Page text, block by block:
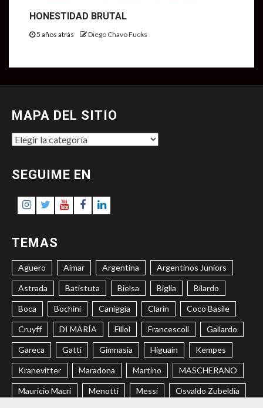
HONESTIDAD BRUTAL
5 años atrás Diego Chavo Fucks
MAPA DEL SITIO
MAPA
SITIO
SEGUIME EN
Instagram
Twitter
Youtube
Facebook
LinkedIn
TEMAS
Agüero Aimar Argentina Argentinos Juniors
Astrada Batistuta Bielsa Biglia Bilardo
Boca Bochini Caniggia Clarín Coco Basile
Cruyff DI MARÍA Fillol Francescoli Gallardo
Gareca Gatti Gimnasia Higuaín Kempes
Kranevitter Maradona Martino MASCHERANO
Mauricio Macri Menotti Messi Osvaldo Zubeldía